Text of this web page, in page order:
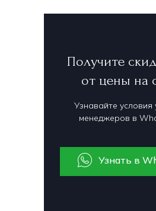
Получите
от цены на
Узнавайте условия
менеджеров в
Узнать в